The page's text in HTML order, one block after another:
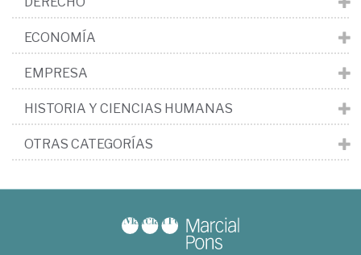
ECONOMÍA
EMPRESA
HISTORIA Y CIENCIAS HUMANAS
OTRAS CATEGORÍAS